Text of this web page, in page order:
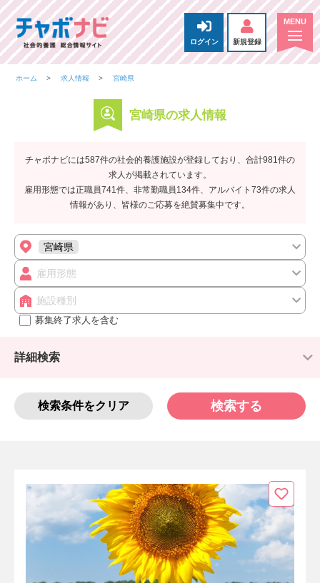
ログイン 新規登録
ホーム 求人情報 宮崎県
宮崎県の求人情報
チャボナビには587件の社会的養護施設が登録しており、合計981件の
求人が掲載されています。
雇用形態では正職員741件、非常勤職員134件、アルバイト73件の求人
情報があり、皆様のご応募を絶賛募集中です。
宮崎県
雇用形態
施設種別
募集終了求人を含む
詳細検索
検索条件をクリア 検索する